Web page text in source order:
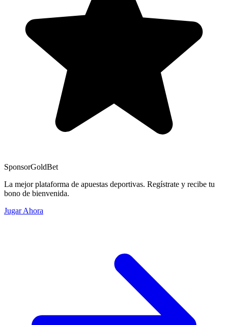
SponsorGoldBet
La mejor plataforma de apuestas deportivas. Regístrate y recibe tu
bono de bienvenida.
Jugar Ahora